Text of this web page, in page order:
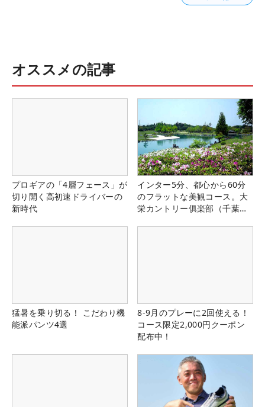
オススメの記事
プロギアの「4層フェース」が
切り開く高初速ドライバーの
新時代
インター5分、都心から60分
のフラットな美観コース。大
栄カントリー俱楽部（千葉
猛暑を乗り切る！ こだわり機
能派パンツ4選
8-9月のプレーに2回使える！
コース限定2,000円クーポン
配布中！